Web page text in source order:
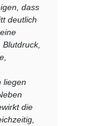
dass
deutlich
liegen
die